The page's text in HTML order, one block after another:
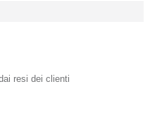
resi dei clienti